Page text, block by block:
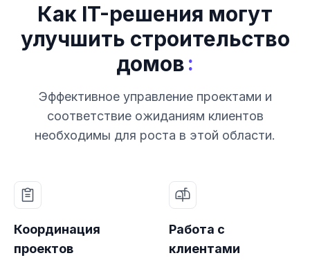
Как IT-решения могут
улучшить строительство
домов:
Эффективное управление проектами и
соответствие ожиданиям клиентов
необходимы для роста в этой области.
Координация
проектов
Работа с
клиентами